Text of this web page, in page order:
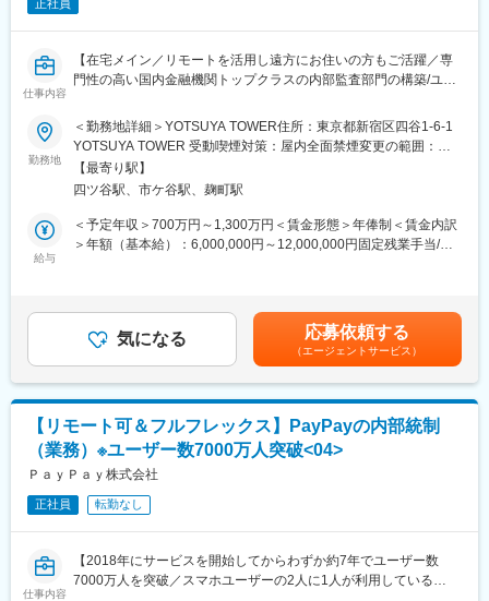
・不適切事象の再発防止策の策定指導、定着状況確認
・社内監査、検証対応
・経営への提言を含め、会社全体の内部管理態勢強化やリスクカ
ルチャーの醸成に貢献する 等
■当社の特徴：
高い健全性を基盤にオーダーメイドの生命保険を提供し継続的に
成長！
当社は現在、約9,079名 （うちライフプランナー5,338 名）の社員
2,191.1％（2021年度末）と国内生保とは比較にならない健全性
を保っています。現在、当社は約42兆円の個人保険保有契約と約
8兆円の総資産を保有しており、成長を続けています。
■当社の魅力：
「SONY」グループという大きな基盤と社内連携
「人のやらないことをやる」・「道を切り拓く」といったソニー
スピリットが根付いており、自由闊達な社風の中で、金融以外の
ソニーグループ各社間での連携施策などによる協業もあり、お客
さま本位の運営方針のもと業務に取り組める環境が整っていま
す。
変更の範囲：会社の定める業務
正社員
仕事内容
【在宅メイン／リモートを活用し遠方にお住いの方もご活躍／専
門性の高い国内金融機関トップクラスの内部監査部門の構築/ユー
る「PayPay」】
■業務内容：
システム監査におけるサイバーセキュリティ監査の計画、実施に
係る以下の実務を想定しております。
・個別監査の遂行
・オフサイトモニタリング
└社内外のリスク情報の収集・整理 等
└監査の実効性、効率性向上に向けた監査プロセスの改善 等
■チーム・組織紹介
PayPayの3ラインオブディフェンスの最後の砦として、ビジネス
スピードに合わせ内部監査室の態勢を高度化させています。
＜内部監査の主なミッション＞
・内部監査を通じて経営目標の効果的な達成、組織体への価値の
付加を実現
・経営活動の全般にわたる業務運営の管理、遂行状況を3線の立場
勤務地
＜勤務地詳細＞YOTSUYA TOWER住所：東京都新宿区四谷1-6-1
YOTSUYA TOWER 受動喫煙対策：屋内全面禁煙変更の範囲：会
社の定める事業所（リモートワーク含む）
【最寄り駅】
四ツ谷駅、市ケ谷駅、麹町駅
給与
＜予定年収＞700万円～1,300万円＜賃金形態＞年俸制＜賃金内訳
＞年額（基本給）：6,000,000円～12,000,000円固定残業手当/
業手当＞有＜給与補足＞■昇給：原則年1回（会社の業績と個人の
評価結果を元に決定）■評価制度：仕事の成果と業績への貢献度を
評価賃金はあくまでも目安の金額であり、選考を通じて上下する
可能性があります。月給(月額)は固定手当を含めた表記です。
気になる 応募依頼する
（エージェントサービス）
【リモート可＆フルフレックス】PayPayの内部統制
（業務）※ユーザー数7000万人突破<04>
ＰａｙＰａｙ株式会社
正社員 転勤なし
仕事内容
【2018年にサービスを開始してからわずか約7年でユーザー数
7000万人を突破／スマホユーザーの2人に1人が利用している